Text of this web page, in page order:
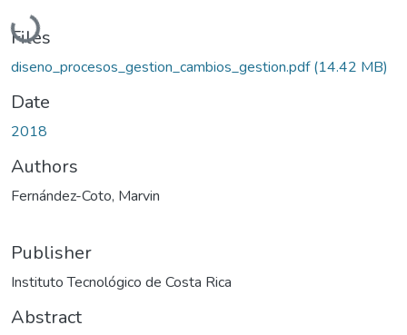
Loading...
Files
diseno_procesos_gestion_cambios_gestion.pdf(14.42 MB)
Date
2018
Authors
Fernández-Coto, Marvin
Publisher
Instituto Tecnológico de Costa Rica
Abstract